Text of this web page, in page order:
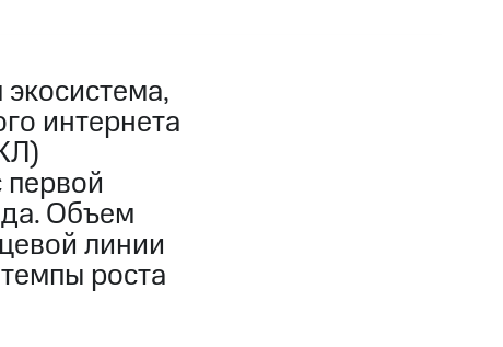
интернета
первой
Объем
линии
роста